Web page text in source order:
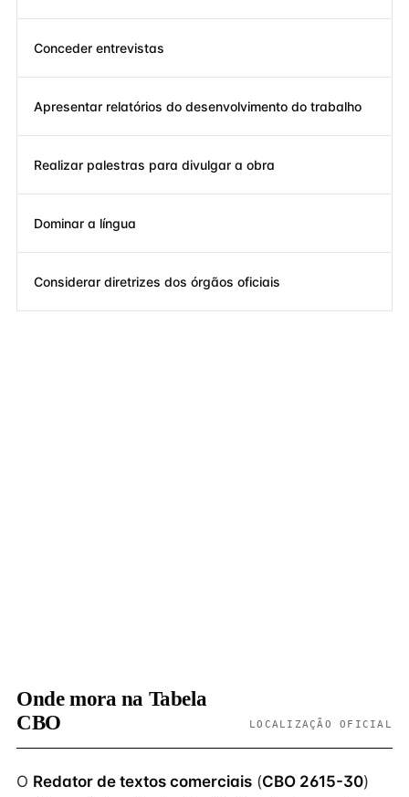
Conceder entrevistas
Apresentar relatórios do desenvolvimento do trabalho
Realizar palestras para divulgar a obra
Dominar a língua
Considerar diretrizes dos órgãos oficiais
Onde mora na Tabela
CBO
LOCALIZAÇÃO OFICIAL
O Redator de textos comerciais (CBO 2615-30)